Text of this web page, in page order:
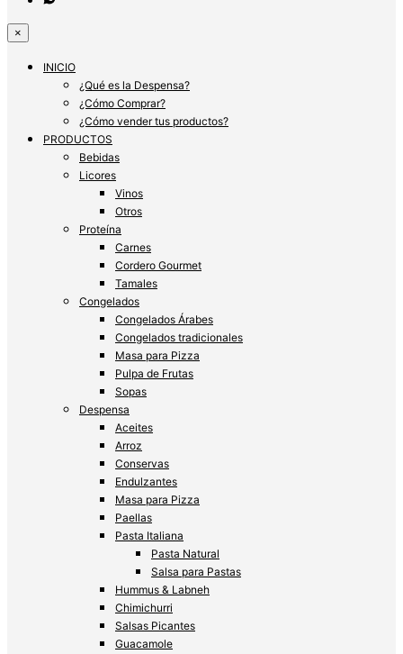
×
INICIO
¿Qué es la Despensa?
¿Cómo Comprar?
¿Cómo vender tus productos?
PRODUCTOS
Bebidas
Licores
Vinos
Otros
Proteína
Carnes
Cordero Gourmet
Tamales
Congelados
Congelados Árabes
Congelados tradicionales
Masa para Pizza
Pulpa de Frutas
Sopas
Despensa
Aceites
Arroz
Conservas
Endulzantes
Masa para Pizza
Paellas
Pasta Italiana
Pasta Natural
Salsa para Pastas
Hummus & Labneh
Chimichurri
Salsas Picantes
Guacamole